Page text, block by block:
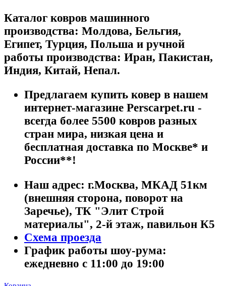
Каталог ковров машинного
производства: Молдова, Бельгия,
Египет, Турция, Польша и ручной
работы производства: Иран, Пакистан,
Индия, Китай, Непал.
Предлагаем купить ковер в нашем
интернет-магазине Perscarpet.ru -
всегда более 5500 ковров разных
стран мира, низкая цена и
бесплатная доставка по Москве* и
России**!
Наш адрес: г.Москва, МКАД 51км
(внешняя сторона, поворот на
Заречье), ТК "Элит Строй
материалы", 2-й этаж, павильон К5
Схема проезда
График работы шоу-рума:
ежедневно с 11:00 до 19:00